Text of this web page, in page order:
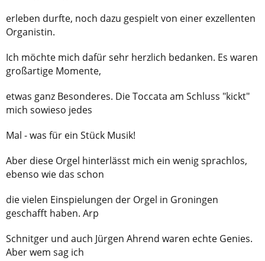
erleben durfte, noch dazu gespielt von einer exzellenten
Organistin.
Ich möchte mich dafür sehr herzlich bedanken. Es waren
großartige Momente,
etwas ganz Besonderes. Die Toccata am Schluss "kickt"
mich sowieso jedes
Mal - was für ein Stück Musik!
Aber diese Orgel hinterlässt mich ein wenig sprachlos,
ebenso wie das schon
die vielen Einspielungen der Orgel in Groningen
geschafft haben. Arp
Schnitger und auch Jürgen Ahrend waren echte Genies.
Aber wem sag ich